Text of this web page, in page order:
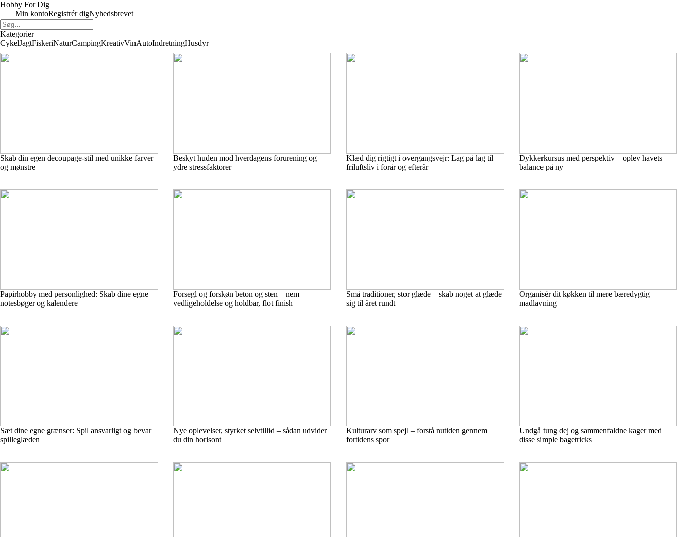
Hobby For Dig
Min kontoRegistrér digNyhedsbrevet
Kategorier
CykelJagtFiskeriNaturCampingKreativVinAutoIndretningHusdyr
Skab din egen decoupage-stil med unikke farver
og mønstre
Beskyt huden mod hverdagens forurening og
ydre stressfaktorer
Klæd dig rigtigt i overgangsvejr: Lag på lag til
friluftsliv i forår og efterår
Dykkerkursus med perspektiv – oplev havets
balance på ny
Papirhobby med personlighed: Skab dine egne
notesbøger og kalendere
Forsegl og forskøn beton og sten – nem
vedligeholdelse og holdbar, flot finish
Små traditioner, stor glæde – skab noget at glæde
sig til året rundt
Organisér dit køkken til mere bæredygtig
madlavning
Sæt dine egne grænser: Spil ansvarligt og bevar
spilleglæden
Nye oplevelser, styrket selvtillid – sådan udvider
du din horisont
Kulturarv som spejl – forstå nutiden gennem
fortidens spor
Undgå tung dej og sammenfaldne kager med
disse simple bagetricks